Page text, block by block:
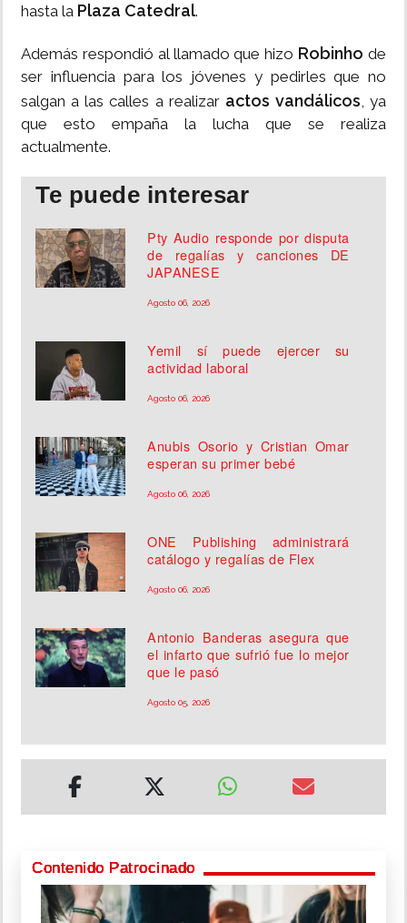
hasta la Plaza Catedral.
Además respondió al llamado que hizo Robinho de
ser influencia para los jóvenes y pedirles que no
salgan a las calles a realizar actos vandálicos, ya
que esto empaña la lucha que se realiza
actualmente.
Te puede interesar
Pty Audio responde por disputa
de regalías y canciones DE
JAPANESE
Agosto 06, 2026
Yemil sí puede ejercer su
actividad laboral
Agosto 06, 2026
Anubis Osorio y Cristian Omar
esperan su primer bebé
Agosto 06, 2026
ONE Publishing administrará
catálogo y regalías de Flex
Agosto 06, 2026
Antonio Banderas asegura que
el infarto que sufrió fue lo mejor
que le pasó
Agosto 05, 2026
Contenido Patrocinado